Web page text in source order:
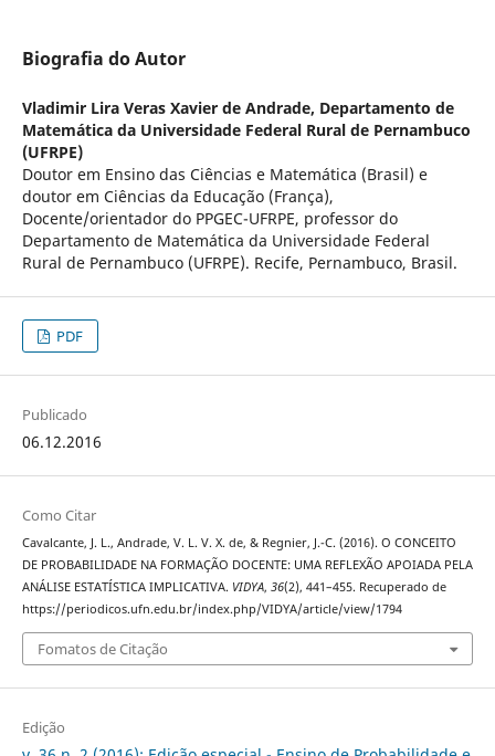
Biografia do Autor
Vladimir Lira Veras Xavier de Andrade, Departamento de
Matemática da Universidade Federal Rural de Pernambuco
(UFRPE)
Doutor em Ensino das Ciências e Matemática (Brasil) e
doutor em Ciências da Educação (França),
Docente/orientador do PPGEC-UFRPE, professor do
Departamento de Matemática da Universidade Federal
Rural de Pernambuco (UFRPE). Recife, Pernambuco, Brasil.
PDF
Publicado
06.12.2016
Como Citar
Cavalcante, J. L., Andrade, V. L. V. X. de, & Regnier, J.-C. (2016). O CONCEITO
DE PROBABILIDADE NA FORMAÇÃO DOCENTE: UMA REFLEXÃO APOIADA PELA
ANÁLISE ESTATÍSTICA IMPLICATIVA. VIDYA, 36(2), 441–455. Recuperado de
https://periodicos.ufn.edu.br/index.php/VIDYA/article/view/1794
Fomatos de Citação
Edição